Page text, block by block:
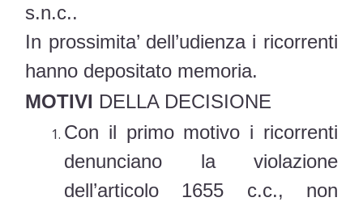
s.n.c..
In prossimita’ dell’udienza i ricorrenti
hanno depositato memoria.
MOTIVI DELLA DECISIONE
Con il primo motivo i ricorrenti
denunciano la violazione
dell’articolo 1655 c.c., non